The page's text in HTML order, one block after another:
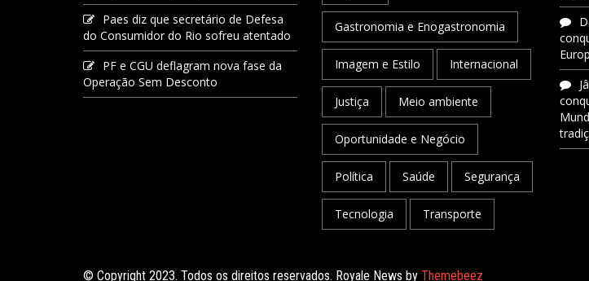
Paes diz que secretário de Defesa
do Consumidor do Rio sofreu atentado
PF e CGU deflagram nova fase da
Operação Sem Desconto
Gastronomia e Enogastronomia
Imagem e Estilo Internacional
Justiça Meio ambiente
Oportunidade e Negócio
Política Saúde Segurança
Tecnologia Transporte
© Copyright 2023. Todos os direitos reservados. Royale News by Themebeez